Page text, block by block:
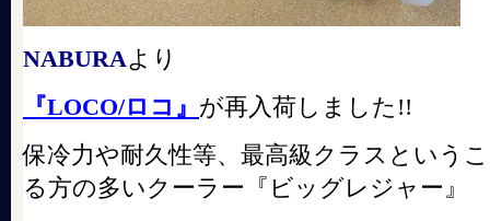
NABURAより
『LOCO/ロコ』 が再入荷しました!!
保冷力や耐久性等、最高級クラスという
る方の多いクーラー『ビッグレジャー』